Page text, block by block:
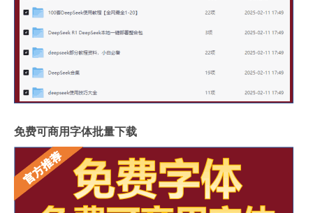
免费可商用字体批量下载